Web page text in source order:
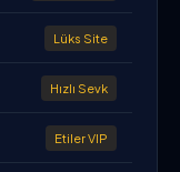
Lüks Site
Hızlı Sevk
Etiler VIP